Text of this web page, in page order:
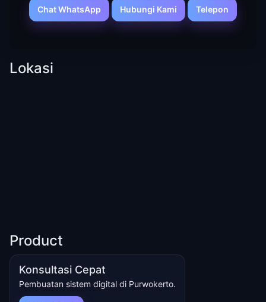
Chat WhatsApp Hubungi Kami Telepon
Lokasi
Product
Konsultasi Cepat
Pembuatan sistem digital di Purwokerto.